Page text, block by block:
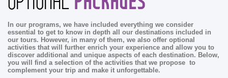
In our programs, we have included everything we consider
essential to get to know in depth all our destinations included in
our tours. However, in many of them, we also offer optional
activities that will further enrich your experience and allow you to
discover additional and unique aspects of each destination. Below,
you will find a selection of the activities that we propose to
complement your trip and make it unforgettable.